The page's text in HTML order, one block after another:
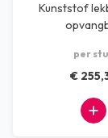
Kunststof
per
€